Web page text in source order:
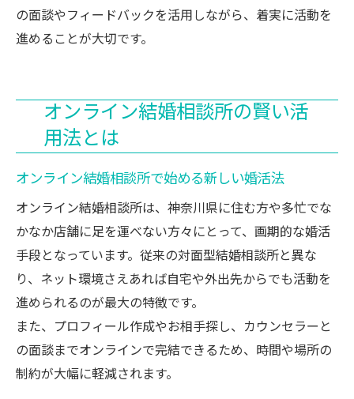
の面談やフィードバックを活用しながら、着実に活動を
進めることが大切です。
オンライン結婚相談所の賢い活
用法とは
オンライン結婚相談所で始める新しい婚活法
オンライン結婚相談所は、神奈川県に住む方や多忙でな
かなか店舗に足を運べない方々にとって、画期的な婚活
手段となっています。従来の対面型結婚相談所と異な
り、ネット環境さえあれば自宅や外出先からでも活動を
進められるのが最大の特徴です。
また、プロフィール作成やお相手探し、カウンセラーと
の面談までオンラインで完結できるため、時間や場所の
制約が大幅に軽減されます。